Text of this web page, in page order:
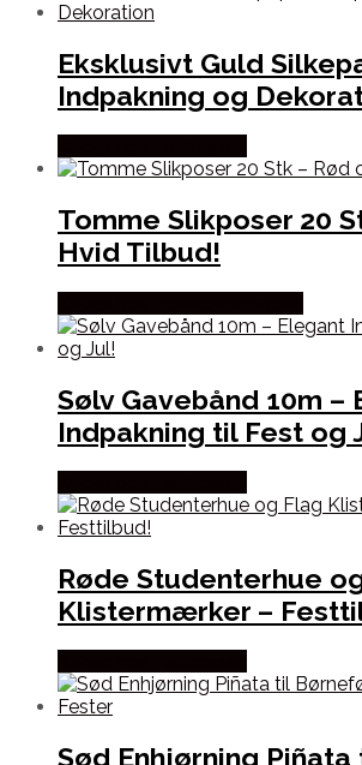
Eksklusivt Guld
Indpakning og
Tomme Slikposer 20
Hvid Tilbud!
Sølv Gavebånd 10m –
Indpakning til Fest og
Røde Studenterhue
Klistermærker –
Sød Enhjørning Piñata